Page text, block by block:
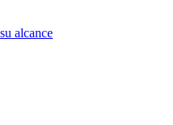
alcance